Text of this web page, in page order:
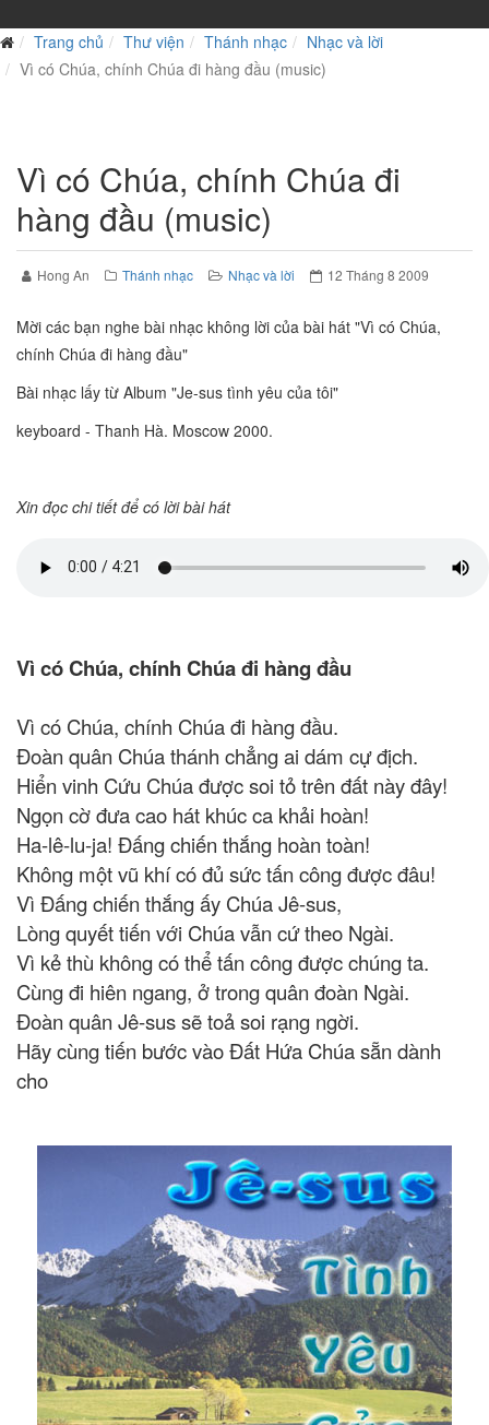
Trang chủ Thư viện Thánh nhạc
Nhạc và lời
Vì có Chúa, chính Chúa đi hàng đầu (music)
Vì có Chúa, chính Chúa đi
hàng đầu (music)
Hong An Thánh nhạc Nhạc và lời 12 Tháng 8 2009
Mời các bạn nghe bài nhạc không lời của bài hát "Vì có Chúa,
chính Chúa đi hàng đầu"
Bài nhạc lấy từ Album "Je-sus tình yêu của tôi"
keyboard - Thanh Hà. Moscow 2000.
Xin đọc chi tiết để có lời bài hát
Vì có Chúa, chính Chúa đi hàng đầu
Vì có Chúa, chính Chúa đi hàng đầu.
Đoàn quân Chúa thánh chẳng ai dám cự địch.
Hiển vinh Cứu Chúa được soi tỏ trên đất này đây!
Ngọn cờ đưa cao hát khúc ca khải hoàn!
Ha-lê-lu-ja! Đấng chiến thắng hoàn toàn!
Không một vũ khí có đủ sức tấn công được đâu!
Vì Đấng chiến thắng ấy Chúa Jê-sus,
Lòng quyết tiến với Chúa vẫn cứ theo Ngài.
Vì kẻ thù không có thể tấn công được chúng ta.
Cùng đi hiên ngang, ở trong quân đoàn Ngài.
Đoàn quân Jê-sus sẽ toả soi rạng ngời.
Hãy cùng tiến bước vào Đất Hứa Chúa sẵn dành
cho